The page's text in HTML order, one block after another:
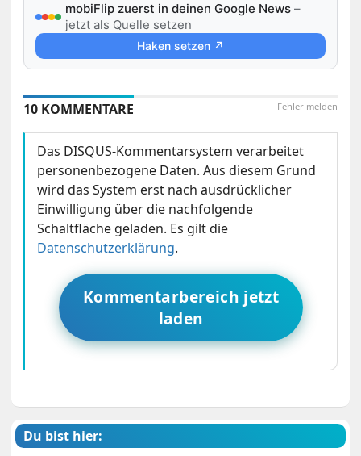
mobiFlip zuerst in deinen Google News –
jetzt als Quelle setzen
Haken setzen ↗
Fehler melden
10 KOMMENTARE
Das DISQUS-Kommentarsystem verarbeitet
personenbezogene Daten. Aus diesem Grund
wird das System erst nach ausdrücklicher
Einwilligung über die nachfolgende
Schaltfläche geladen. Es gilt die
Datenschutzerklärung.
Kommentarbereich jetzt
laden
Du bist hier: